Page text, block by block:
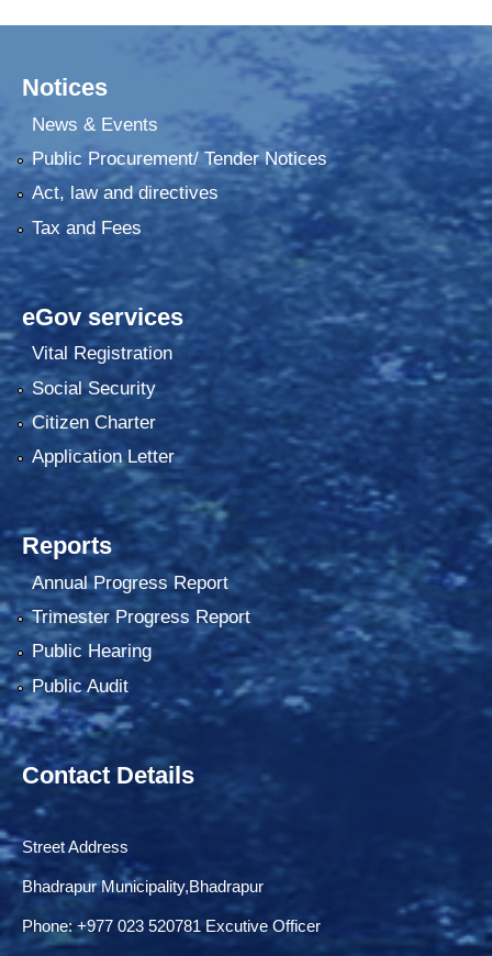
Notices
News & Events
Public Procurement/ Tender Notices
Act, law and directives
Tax and Fees
eGov services
Vital Registration
Social Security
Citizen Charter
Application Letter
Reports
Annual Progress Report
Trimester Progress Report
Public Hearing
Public Audit
Contact Details
Street Address
Bhadrapur Municipality,Bhadrapur
Phone: ‌+977 023 520781 Excutive Officer